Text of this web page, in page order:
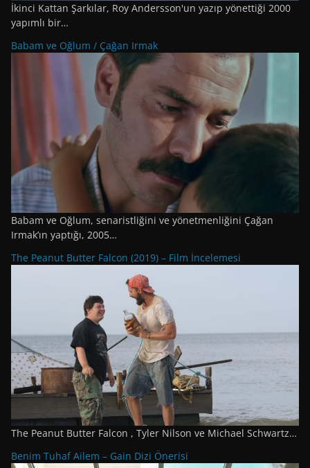
İkinci Kattan Şarkılar, Roy Andersson'un yazıp yönettiği 2000
yapımlı bir…
Babam ve Oğlum / Çağan Irmak
Babam ve Oğlum, senaristliğini ve yönetmenliğini Çağan
Irmak’ın yaptığı, 2005…
The Peanut Butter Falcon (2019) – Film İncelemesi
The Peanut Butter Falcon , Tyler Nilson ve Michael Schwartz…
Benim Tuhaf Ailem – Gain Dizi Önerisi